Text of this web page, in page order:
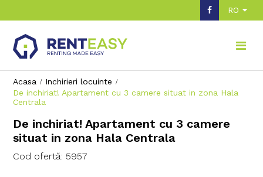
RO
Acasa
Inchirieri locuinte
De inchiriat! Apartament cu 3 camere situat in zona Hala
Centrala
De inchiriat! Apartament cu 3 camere
situat in zona Hala Centrala
Cod ofertă: 5957